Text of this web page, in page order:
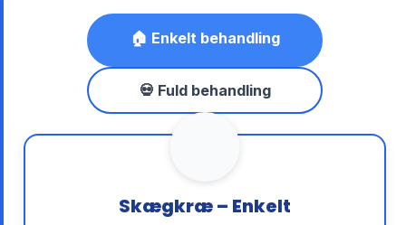
🏠 Enkelt behandling
💀 Fuld behandling
Skægkræ – Enkelt